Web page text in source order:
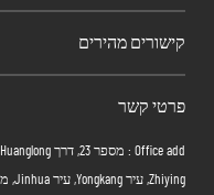
קישורים מהירים
פרטי קשר
Zhiying, עיר Yongkang, עיר Jinhua, מחוז Zhejiang